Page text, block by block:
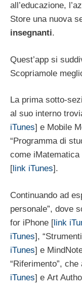
all’educazione,
Store una nuova
insegnanti.
Quest’app si
Scopriamole
La prima sotto-
al suo interno
iTunes] e Mobile
“Programma di
come iMatematica
[ link iTunes].
Continuando ad
personale”, dove
for iPhone [link
iTunes],
iTunes] e
“Riferimento”,
iTunes] e Art